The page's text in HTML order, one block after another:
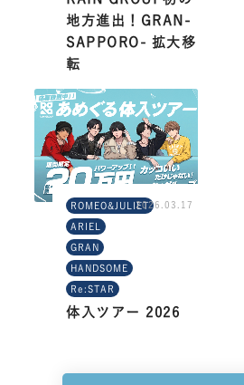
地方進出！GRAN-
SAPPORO- 拡大移
転
ROMEO&JULIET
ARIEL
GRAN
HANDSOME
Re:STAR
2026.03.17
体入ツアー 2026